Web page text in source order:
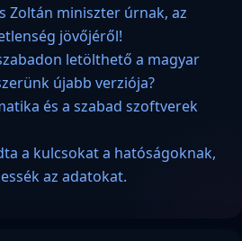
Zoltán miniszter úrnak, az
jövőjéről!
letölthető a magyar
újabb verziója?
és a szabad szoftverek
a kulcsokat a hatóságoknak,
az adatokat.